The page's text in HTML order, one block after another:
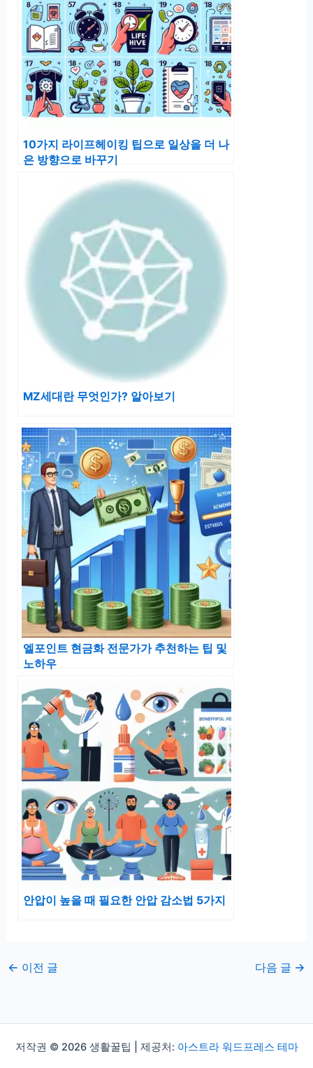
10가지 라이프헤이킹 팁으로 일상을 더 나
은 방향으로 바꾸기
MZ세대란 무엇인가? 알아보기
엘포인트 현금화 전문가가 추천하는 팁 및
노하우
안압이 높을 때 필요한 안압 감소법 5가지
← 이전 글 다음 글 →
저작권 © 2026 생활꿀팁 | 제공처: 아스트라 워드프레스 테마